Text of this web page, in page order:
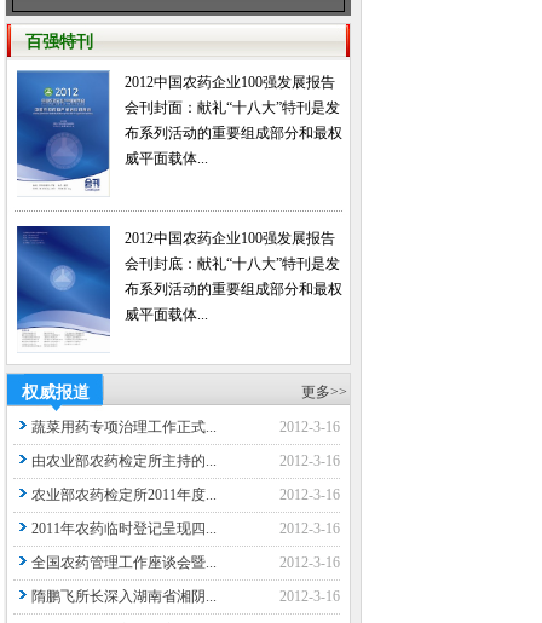
百强特刊
2012中国农药企业100强发展报告
会刊封面：献礼“十八大”特刊是发
布系列活动的重要组成部分和最权
威平面载体...
2012中国农药企业100强发展报告
会刊封底：献礼“十八大”特刊是发
布系列活动的重要组成部分和最权
威平面载体...
权威报道 更多>>
蔬菜用药专项治理工作正式...
2012-3-16
由农业部农药检定所主持的...
2012-3-16
农业部农药检定所2011年度...
2012-3-16
2011年农药临时登记呈现四...
2012-3-16
全国农药管理工作座谈会暨...
2012-3-16
隋鹏飞所长深入湖南省湘阴...
2012-3-16